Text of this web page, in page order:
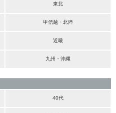
東北
甲信越・北陸
近畿
九州・沖縄
40代